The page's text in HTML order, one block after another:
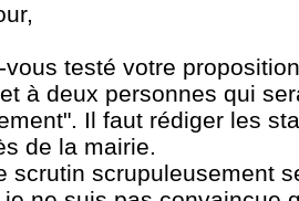
vous testé votre
à deux personnes qui
Il faut rédiger les
de la mairie.
scrutin scrupuleusement